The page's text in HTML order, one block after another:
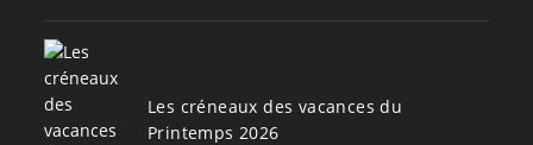
Les créneaux des vacances du
Printemps 2026